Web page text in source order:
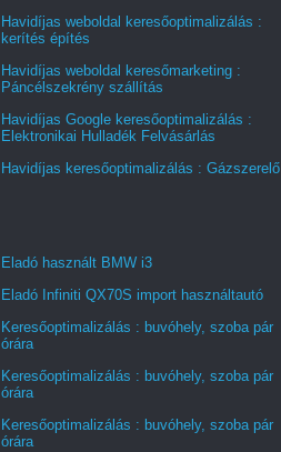
Havidíjas weboldal keresőoptimalizálás :
kerítés építés
Havidíjas weboldal keresőmarketing :
Páncélszekrény szállítás
Havidíjas Google keresőoptimalizálás :
Elektronikai Hulladék Felvásárlás
Havidíjas keresőoptimalizálás : Gázszerelő
Eladó használt BMW i3
Eladó Infiniti QX70S import használtautó
Keresőoptimalizálás : buvóhely, szoba pár
órára
Keresőoptimalizálás : buvóhely, szoba pár
órára
Keresőoptimalizálás : buvóhely, szoba pár
órára